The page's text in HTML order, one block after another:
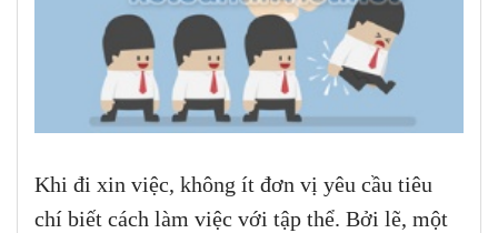
Khi đi xin việc, không ít đơn vị yêu cầu tiêu
chí biết cách làm việc với tập thể. Bởi lẽ, một